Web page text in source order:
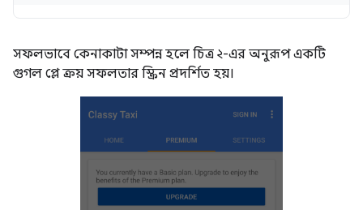
সফলভাবে কেনাকাটা সম্পন্ন হলে চিত্র ২-এর অনুরূপ একটি
গুগল প্লে ক্রয় সফলতার স্ক্রিন প্রদর্শিত হয়।